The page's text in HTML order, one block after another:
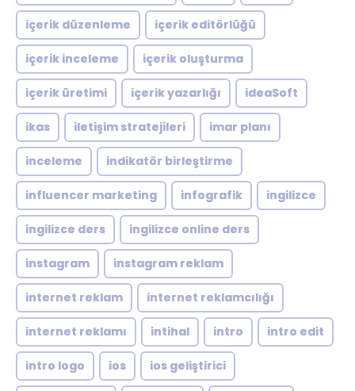
içerik düzenleme içerik editörlüğü
içerik inceleme içerik oluşturma
içerik üretimi içerik yazarlığı ideaSoft
ikas iletişim stratejileri imar planı
inceleme indikatör birleştirme
influencer marketing infografik ingilizce
ingilizce ders ingilizce online ders
instagram instagram reklam
internet reklam internet reklamcılığı
internet reklamı intihal intro intro edit
intro logo ios ios geliştirici